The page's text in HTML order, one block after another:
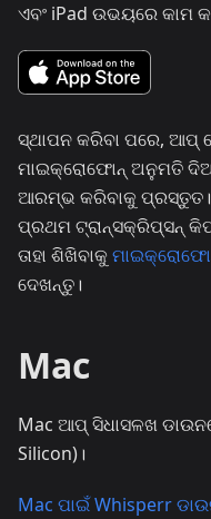
ଏବଂ iPad ଉଭୟରେ କାମ
ସ୍ଥାପନ କରିବା ପରେ, ଆପ୍
ମାଇକ୍ରୋଫୋନ୍ ଅନୁମତି
ଆରମ୍ଭ କରିବାକୁ
ପ୍ରଥମ ଟ୍ରାନ୍ସକ୍ରିପ୍ସନ୍
ତାହା ଶିଖିବାକୁ
ଦେଖନ୍ତୁ।
Mac
Mac ଆପ୍ ସିଧାସଳଖ
Silicon)।
Mac ପାଇଁ Whisperr